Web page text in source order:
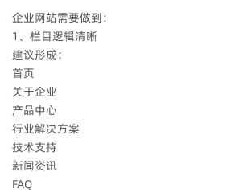
企业网站需要做到：
1、栏目逻辑清晰
建议形成：
首页
关于企业
产品中心
行业解决方案
技术支持
新闻资讯
FAQ